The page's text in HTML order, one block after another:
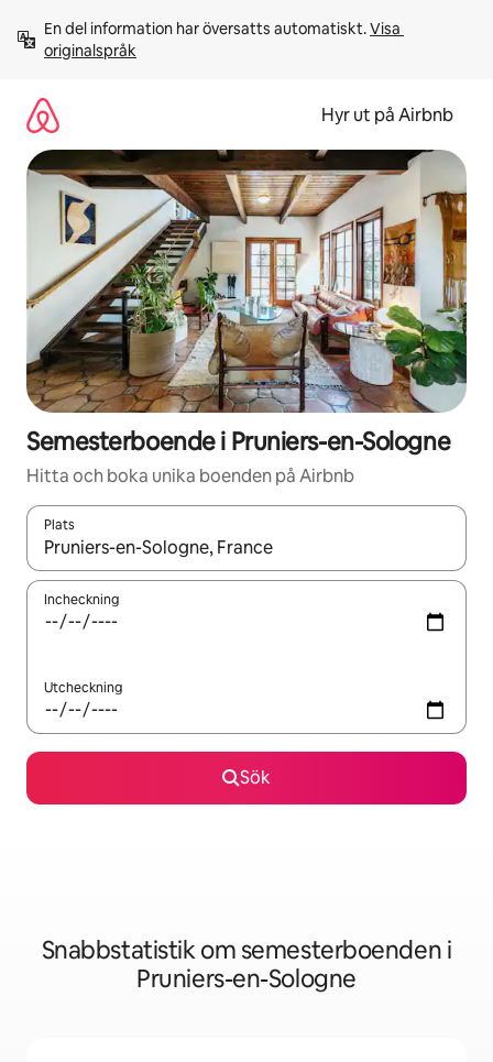
innehåll
En del information har översatts automatiskt. Visa
originalspråk
Hyr ut på Airbnb
Semesterboende i Pruniers-en-Sologne
Hitta och boka unika boenden på Airbnb
Plats
När resultaten är tillgängliga kan du navigera med upp- och
Incheckning
Utcheckning
Sök
Snabbstatistik om semesterboenden i
Pruniers-en-Sologne